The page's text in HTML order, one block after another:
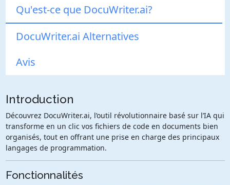
Qu'est-ce que DocuWriter.ai?
DocuWriter.ai Alternatives
Avis
Introduction
Découvrez DocuWriter.ai, l’outil révolutionnaire basé sur l’IA qui
transforme en un clic vos fichiers de code en documents bien
organisés, tout en offrant une prise en charge des principaux
langages de programmation.
Fonctionnalités